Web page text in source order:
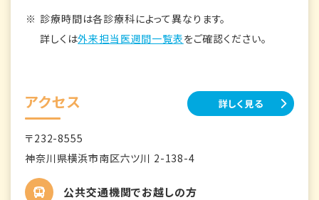
診療時間は各診療科によって異なります。
詳しくは外来担当医週間一覧表をご確認ください。
アクセス 詳しく見る
〒232-8555
神奈川県横浜市南区六ツ川 2-138-4
公共交通機関でお越しの方